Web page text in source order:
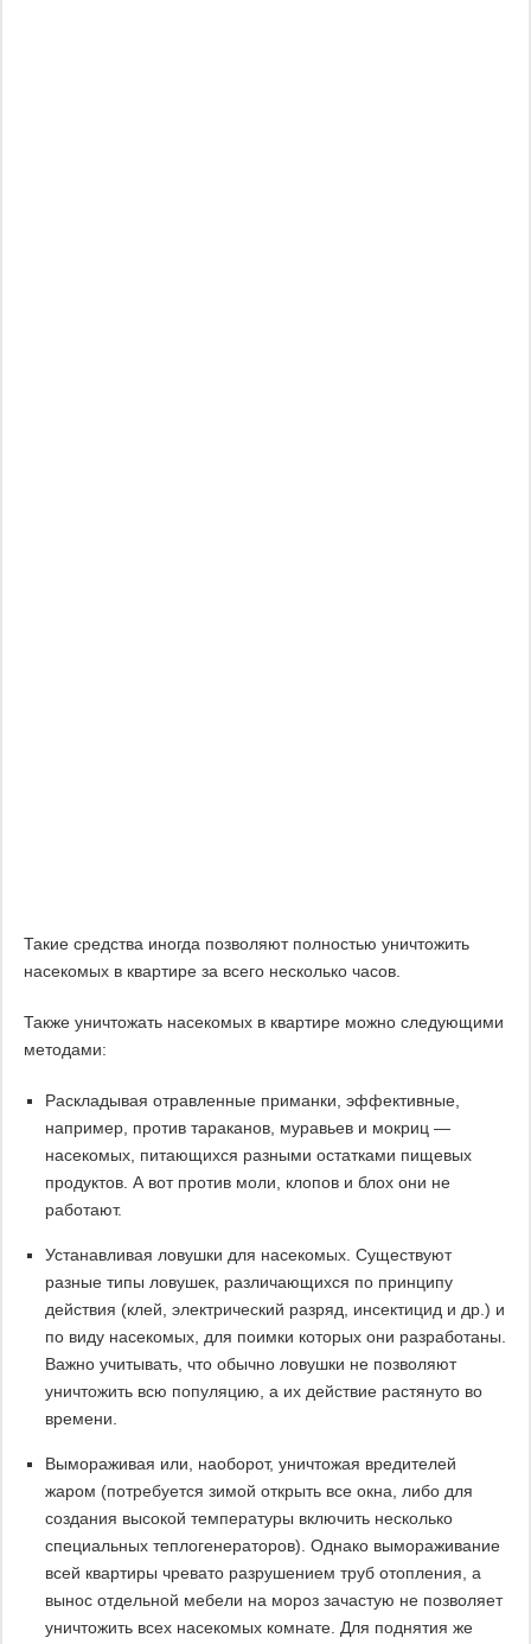
Такие средства иногда позволяют полностью уничтожить
насекомых в квартире за всего несколько часов.
Также уничтожать насекомых в квартире можно следующими
методами:
Раскладывая отравленные приманки, эффективные,
например, против тараканов, муравьев и мокриц —
насекомых, питающихся разными остатками пищевых
продуктов. А вот против моли, клопов и блох они не
работают.
Устанавливая ловушки для насекомых. Существуют
разные типы ловушек, различающихся по принципу
действия (клей, электрический разряд, инсектицид и др.) и
по виду насекомых, для поимки которых они разработаны.
Важно учитывать, что обычно ловушки не позволяют
уничтожить всю популяцию, а их действие растянуто во
времени.
Вымораживая или, наоборот, уничтожая вредителей
жаром (потребуется зимой открыть все окна, либо для
создания высокой температуры включить несколько
специальных теплогенераторов). Однако вымораживание
всей квартиры чревато разрушением труб отопления, а
вынос отдельной мебели на мороз зачастую не позволяет
уничтожить всех насекомых комнате. Для поднятия же